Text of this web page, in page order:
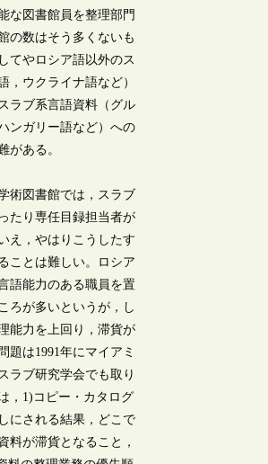
な図書館員を整理部門
の数はそう多くないも
てやロシア語以外のス
，ウクライナ語など）
ラブ系言語資料（グル
ンガリー語など）への
がある。
術図書館では，スラブ
たり専任目録担当者が
え，やはりこうしたす
ことは難しい。ロシア
語能力のある職員を置
ろが多いというが，し
能力を上回り，滞貨が
題は1991年にマイアミ
ラブ研究学会でも取り
，1)コピー・カタログ
にされる結果，どこで
料が滞貨となること，